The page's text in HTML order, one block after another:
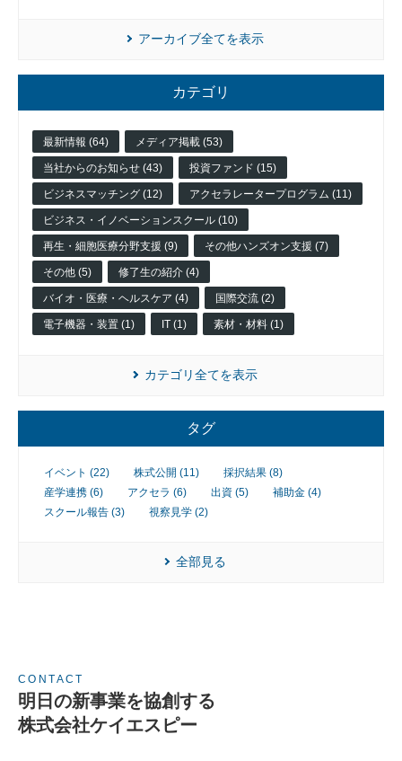
グ
ビジ
ネス
イノ
ベー
ショ
ンス
クー
ル
アク
セラ
ラム
他
の
ハ
医療
産業
化支
援
アーカイブ全てを表示
カテゴリ
最新情報 (64) メディア掲載 (53)
当社からのお知らせ (43) 投資ファンド (15)
ビジネスマッチング (12) アクセラレータープログラム (11)
ビジネス・イノベーションスクール (10)
再生・細胞医療分野支援 (9) その他ハンズオン支援 (7)
その他 (5) 修了生の紹介 (4)
バイオ・医療・ヘルスケア (4) 国際交流 (2)
電子機器・装置 (1) IT (1) 素材・材料 (1)
カテゴリ全てを表示
タグ
イベント (22) 株式公開 (11)
採択結果 (8)
産学連携 (6)
アクセラ (6) 出資 (5)
補助金 (4)
スクール報告 (3)
視察見学 (2)
全部見る
CONTACT
明日の新事業を協創する
株式会社ケイエスピー